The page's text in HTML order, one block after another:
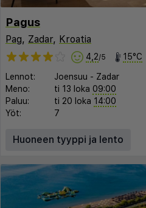
Pagus
Pag, Zadar, Kroatia
4,2/5 15°C
Lennot: Joensuu - Zadar
Meno:
ti 13 loka 09:00
Paluu:
ti 20 loka 14:00
Yöt:
7
Huoneen tyyppi ja lento